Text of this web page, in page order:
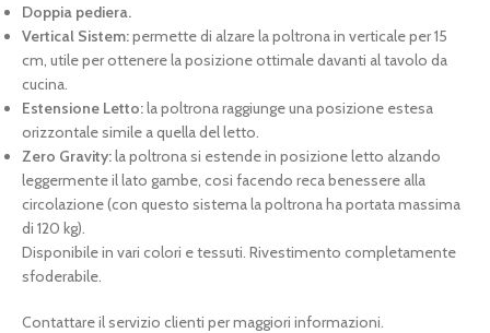
Doppia pediera.
Vertical Sistem:permette di alzare la poltrona in verticale per 15
cm, utile per ottenere la posizione ottimale davanti al tavolo da
cucina.
Estensione Letto:la poltrona raggiunge una posizione estesa
orizzontale simile a quella del letto.
Zero Gravity:la poltrona si estende in posizione letto alzando
leggermente il lato gambe, cosi facendo reca benessere alla
circolazione (con questo sistema la poltrona ha portata massima
di 120 kg).
Disponibile in vari colori e tessuti. Rivestimento completamente
sfoderabile.
Contattare il servizio clienti per maggiori informazioni.